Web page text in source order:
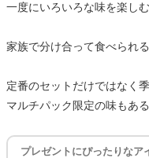
一度にいろいろな味を楽し
家族で分け合って食べられ
定番のセットだけではなく
マルチパック限定の味もあ
プレゼントにぴったりなア